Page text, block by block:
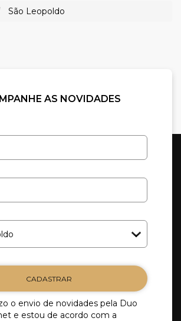
São Leopoldo
AS NOVIDADES
CADASTRAR
o envio de novidades pela Duo
e estou de acordo com a